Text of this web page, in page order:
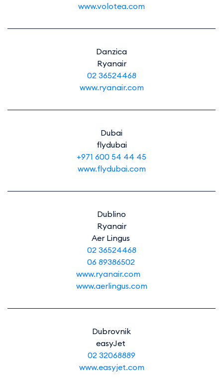
www.volotea.com
Danzica
Ryanair
02 36524468
www.ryanair.com
Dubai
flydubai
+971 600 54 44 45
www.flydubai.com
Dublino
Ryanair
Aer Lingus
02 36524468
06 89386502
www.ryanair.com
www.aerlingus.com
Dubrovnik
easyJet
02 32068889
www.easyjet.com